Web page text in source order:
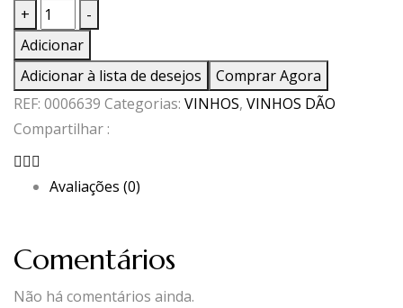
+
Quantidade
de
VINHO
T.DÃO
CASA
SANTAR
-
Adicionar
Adicionar à lista de desejos
Comprar Agora
REF: 0006639 Categorias: VINHOS, VINHOS DÃO
Compartilhar :
Avaliações (0)
Comentários
Não há comentários ainda.